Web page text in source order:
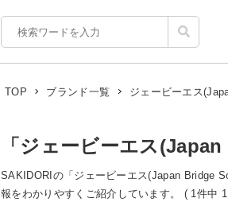
TOP ブランド一覧 ジェービーエス
「ジェービーエス
SAKIDORIの「ジェービーエス(Japan Bridge
報をわかりやすくご紹介しています。 ( 1件中